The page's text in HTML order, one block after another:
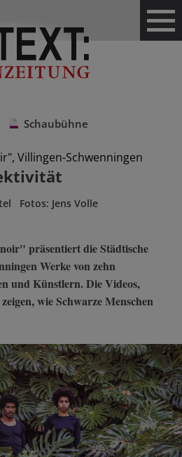
Schaubühne
Villingen-Schwenningen
Fotos: Jens Volle
präsentiert die Städtische
Werke von zehn
und Künstlern. Die Videos,
wie Schwarze Menschen